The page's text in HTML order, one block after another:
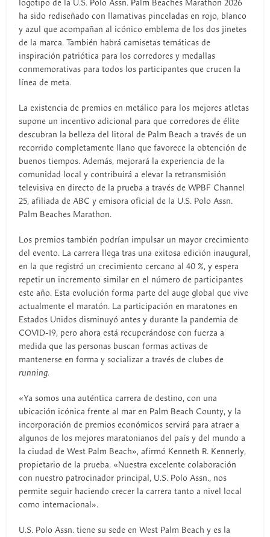
logotipo de la U.S. Polo Assn. Palm Beaches Marathon 2026
ha sido rediseñado con llamativas pinceladas en rojo, blanco
y azul que acompañan al icónico emblema de los dos jinetes
de la marca. También habrá camisetas temáticas de
inspiración patriótica para los corredores y medallas
conmemorativas para todos los participantes que crucen la
línea de meta.
La existencia de premios en metálico para los mejores atletas
supone un incentivo adicional para que corredores de élite
descubran la belleza del litoral de Palm Beach a través de un
recorrido completamente llano que favorece la obtención de
buenos tiempos. Además, mejorará la experiencia de la
comunidad local y contribuirá a elevar la retransmisión
televisiva en directo de la prueba a través de WPBF Channel
25, afiliada de ABC y emisora oficial de la U.S. Polo Assn.
Palm Beaches Marathon.
Los premios también podrían impulsar un mayor crecimiento
del evento. La carrera llega tras una exitosa edición inaugural,
en la que registró un crecimiento cercano al 40 %, y espera
repetir un incremento similar en el número de participantes
este año. Esta evolución forma parte del auge global que vive
actualmente el maratón. La participación en maratones en
Estados Unidos disminuyó antes y durante la pandemia de
COVID-19, pero ahora está recuperándose con fuerza a
medida que las personas buscan formas activas de
mantenerse en forma y socializar a través de clubes de
running.
«Ya somos una auténtica carrera de destino, con una
ubicación icónica frente al mar en Palm Beach County, y la
incorporación de premios económicos servirá para atraer a
algunos de los mejores maratonianos del país y del mundo a
la ciudad de West Palm Beach», afirmó Kenneth R. Kennerly,
propietario de la prueba. «Nuestra excelente colaboración
con nuestro patrocinador principal, U.S. Polo Assn., nos
permite seguir haciendo crecer la carrera tanto a nivel local
como internacional».
U.S. Polo Assn. tiene su sede en West Palm Beach y es la